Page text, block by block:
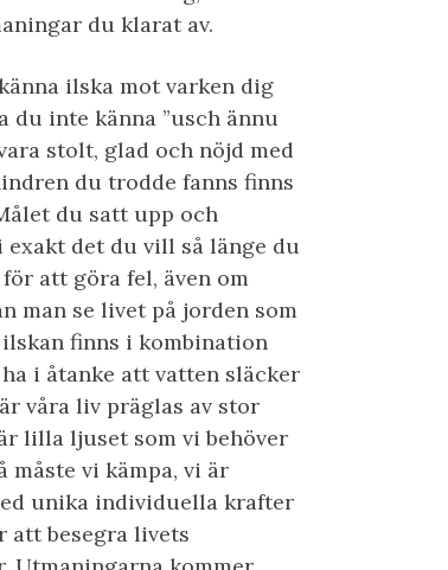
du klarat av.
ilska mot varken dig
du inte känna ”usch ännu
stolt, glad och nöjd med
du trodde fanns finns
du satt upp och
det du vill så länge du
att göra fel, även om
man se livet på jorden som
finns i kombination
i åtanke att vatten släcker
våra liv präglas av stor
lilla ljuset som vi behöver
måste vi kämpa, vi är
unika individuella krafter
att besegra livets